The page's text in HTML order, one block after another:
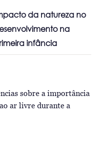
da natureza no
na
infância
sobre a importância
ar livre durante a